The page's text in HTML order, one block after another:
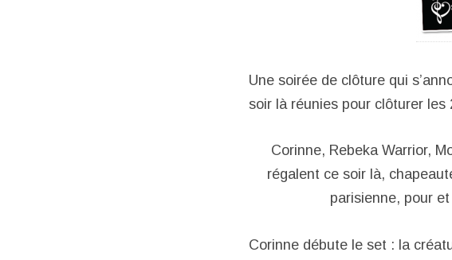
Une soirée de clôture qui
soir là réunies pour clôturer les
Corinne, Rebeka Warrior,
régalent ce soir là,
parisienne, pour
Corinne débute le set : la